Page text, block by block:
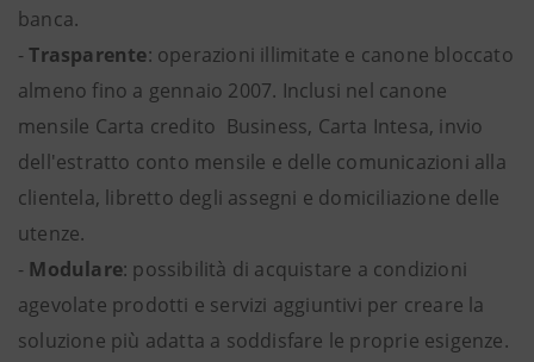
banca.
-Trasparente: operazioni illimitate e canone bloccato
almeno fino a gennaio 2007. Inclusi nel canone
mensile Carta credito Business, Carta Intesa, invio
dell'estratto conto mensile e delle comunicazioni alla
clientela, libretto degli assegni e domiciliazione delle
utenze.
- Modulare: possibilità di acquistare a condizioni
agevolate prodotti e servizi aggiuntivi per creare la
soluzione più adatta a soddisfare le proprie esigenze.